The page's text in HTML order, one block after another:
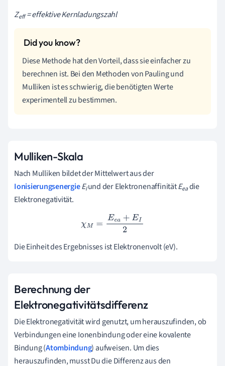
Zeff= effektive Kernladungszahl
Diese Methode hat den Vorteil, dass sie einfacher zu
berechnen ist. Bei den Methoden von Pauling und
Mulliken ist es schwierig, die benötigten Werte
experimentell zu bestimmen.
Mulliken-Skala
Nach Mulliken bildet der Mittelwert aus der
IonisierungsenergieEIund der ElektronenaffinitätEeadie
Elektronegativität.
χM=Eea+EI2
Die Einheit des Ergebnisses ist Elektronenvolt (eV).
Berechnung der
Elektronegativitätsdifferenz
Die Elektronegativität wird genutzt, um herauszufinden, ob
Verbindungen eine Ionenbindung oder eine kovalente
Bindung (Atombindung) aufweisen. Um dies
herauszufinden, musst Du die Differenz aus den